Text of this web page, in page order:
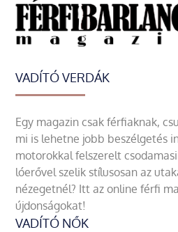
VADÍTÓ VERDÁK
Egy magazin csak férfiaknak,
mi is lehetne jobb beszélgetés
motorokkal felszerelt
lóerővel szelik stílusosan az
nézegetnél? Itt az online férfi
újdonságokat!
VADÍTÓ NŐK